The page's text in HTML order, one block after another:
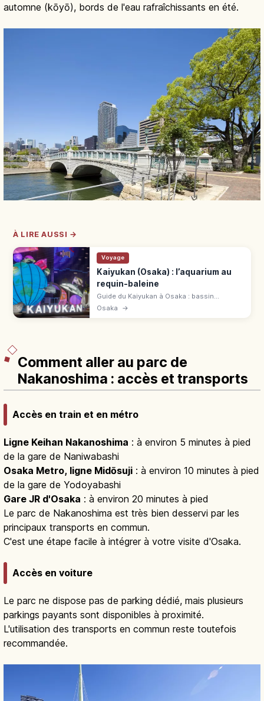
automne (kōyō), bords de l'eau rafraîchissants en été.
À LIRE AUSSI →
Voyage
Kaiyukan (Osaka) : l’aquarium au
requin-baleine
Guide du Kaiyukan à Osaka : bassin
Pacifique, requin-baleine, 620 espèces et
Osaka →
Comment aller au parc de
Nakanoshima : accès et transports
Accès en train et en métro
Ligne Keihan Nakanoshima : à environ 5 minutes à pied
de la gare de Naniwabashi
Osaka Metro, ligne Midōsuji : à environ 10 minutes à pied
de la gare de Yodoyabashi
Gare JR d'Osaka : à environ 20 minutes à pied
Le parc de Nakanoshima est très bien desservi par les
principaux transports en commun.
C'est une étape facile à intégrer à votre visite d'Osaka.
Accès en voiture
Le parc ne dispose pas de parking dédié, mais plusieurs
parkings payants sont disponibles à proximité.
L'utilisation des transports en commun reste toutefois
recommandée.